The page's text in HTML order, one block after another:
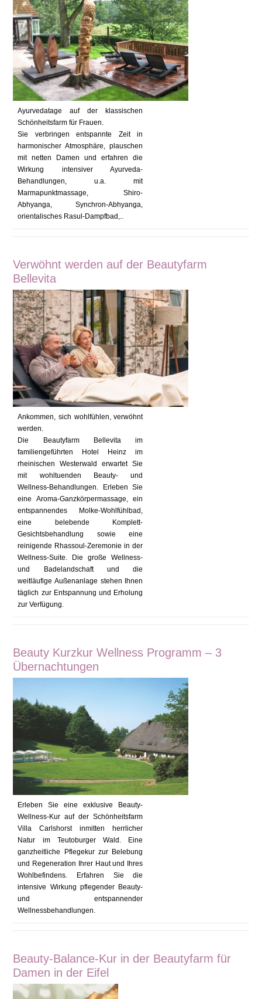
Ayurvedatage auf der klassischen
Schönheitsfarm für Frauen.
Sie verbringen entspannte Zeit in
harmonischer Atmosphäre, plauschen
mit netten Damen und erfahren die
Wirkung intensiver Ayurveda-
Behandlungen, u.a. mit
Marmapunktmassage, Shiro-
Abhyanga, Synchron-Abhyanga,
orientalisches Rasul-Dampfbad,..
Verwöhnt werden auf der Beautyfarm
Bellevita
Ankommen, sich wohlfühlen, verwöhnt
werden.
Die Beautyfarm Bellevita im
familiengeführten Hotel Heinz im
rheinischen Westerwald erwartet Sie
mit wohltuenden Beauty- und
Wellness-Behandlungen. Erleben Sie
eine Aroma-Ganzkörpermassage, ein
entspannendes Molke-Wohlfühlbad,
eine belebende Komplett-
Gesichtsbehandlung sowie eine
reinigende Rhassoul-Zeremonie in der
Wellness-Suite. Die große Wellness-
und Badelandschaft und die
weitläufige Außenanlage stehen Ihnen
täglich zur Entspannung und Erholung
zur Verfügung.
Beauty Kurzkur Wellness Programm – 3
Übernachtungen
Erleben Sie eine exklusive Beauty-
Wellness-Kur auf der Schönheitsfarm
Villa Carlshorst inmitten herrlicher
Natur im Teutoburger Wald. Eine
ganzheitliche Pflegekur zur Belebung
und Regeneration Ihrer Haut und Ihres
Wohlbefindens. Erfahren Sie die
intensive Wirkung pflegender Beauty-
und entspannender
Wellnessbehandlungen.
Beauty-Balance-Kur in der Beautyfarm für
Damen in der Eifel